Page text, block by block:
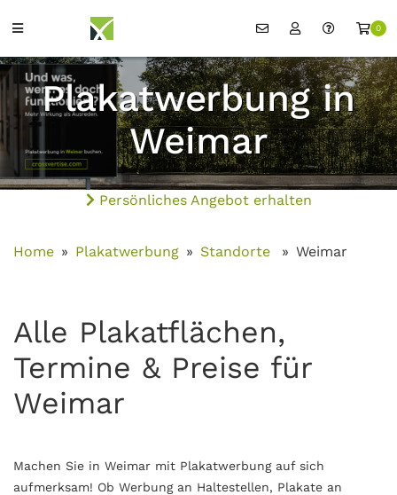
0
Plakatwerbung in
Weimar
Persönliches Angebot erhalten
Home Plakatwerbung Standorte Weimar
Alle Plakatflächen,
Termine & Preise für
Weimar
Machen Sie in Weimar mit Plakatwerbung auf sich
aufmerksam! Ob Werbung an Haltestellen, Plakate an